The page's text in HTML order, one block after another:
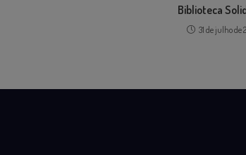
Biblioteca
31 de julho de